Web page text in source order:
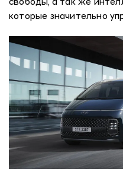
свободы, а так же
которые значительно